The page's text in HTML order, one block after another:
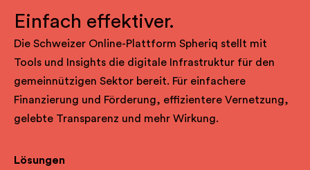
Einfach effektiver.
Die Schweizer Online-Plattform Spheriq stellt mit
Tools und Insights die digitale Infrastruktur für den
gemeinnützigen Sektor bereit. Für einfachere
Finanzierung und Förderung, effizientere Vernetzung,
gelebte Transparenz und mehr Wirkung.
Lösungen